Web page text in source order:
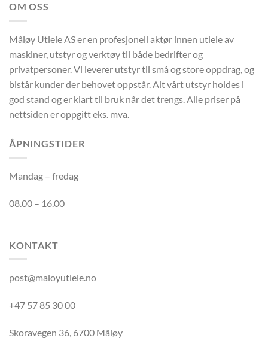
OM OSS
Måløy Utleie AS er en profesjonell aktør innen utleie av
maskiner, utstyr og verktøy til både bedrifter og
privatpersoner. Vi leverer utstyr til små og store oppdrag, og
bistår kunder der behovet oppstår. Alt vårt utstyr holdes i
god stand og er klart til bruk når det trengs. Alle priser på
nettsiden er oppgitt eks. mva.
ÅPNINGSTIDER
Mandag – fredag
08.00 – 16.00
KONTAKT
post@maloyutleie.no
+47 57 85 30 00
Skoravegen 36, 6700 Måløy